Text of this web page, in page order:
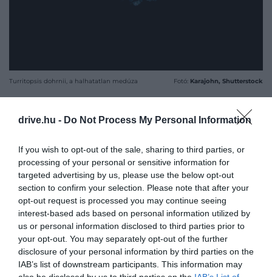
drive.hu - Do Not Process My Personal Information
If you wish to opt-out of the sale, sharing to third parties, or
processing of your personal or sensitive information for
targeted advertising by us, please use the below opt-out
section to confirm your selection. Please note that after your
opt-out request is processed you may continue seeing
interest-based ads based on personal information utilized by
us or personal information disclosed to third parties prior to
your opt-out. You may separately opt-out of the further
disclosure of your personal information by third parties on the
IAB’s list of downstream participants. This information may
Turritopsis dohrnii, a halhatatlan medúza Fotó: Karajohn, Shutterstock
nevűquahog kagyló, amely mintegy 507 évig élt –
különleges, mert akár tovább is élhetett volna, ha a
kutatók egy kísérlet során nem fagyasztják le
véletlenül. Úgy tűnik, az óceánok kedveznek a
hosszú életnek, hiszen még két olyan élőlény is él
bennük, amelyek szintén több száz éves kort
érhetnek meg.
grönlandi cápaéletkora a 400 évet is elérheti, de
grönlandi bálnais több mint 200 évig él. Utóbbi